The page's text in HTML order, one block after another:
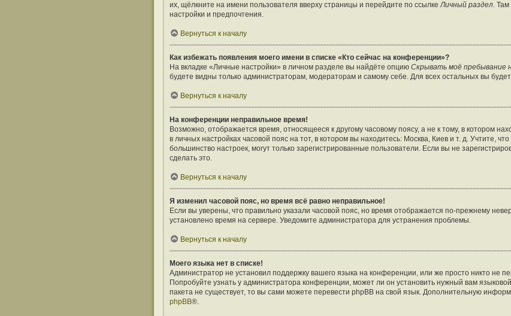
их, щёлкните на имени пользователя вверху страницы и перейдите по ссылкеЛичный раздел.
настройки и предпочтения.
Вернуться к началу
Как избежать появления моего имени в списке «Кто сейчас на конференции»?
На вкладке «Личные настройки» в личном разделе вы найдёте опцию Скрывать моё пребывание
будете видны только администраторам, модераторам и самому себе. Для всех остальных вы
Вернуться к началу
На конференции неправильное время!
Возможно, отображается время, относящееся к другому часовому поясу, а не к тому, в котором
в личных настройках часовой пояс на тот, в котором вы находитесь: Москва, Киев и т. д. Учтите,
большинство настроек, могут только зарегистрированные пользователи. Если вы не
сделать это.
Вернуться к началу
Я изменил часовой пояс, но время всё равно неправильное!
Если вы уверены, что правильно указали часовой пояс, но время отображается по-прежнему
установлено время на сервере. Уведомите администратора для устранения проблемы.
Вернуться к началу
Моего языка нет в списке!
Администратор не установил поддержку вашего языка на конференции, или же просто никто не
Попробуйте узнать у администратора конференции, может ли он установить нужный вам языковой
пакета не существует, то вы сами можете перевести phpBB на свой язык. Дополнительную
phpBB®.